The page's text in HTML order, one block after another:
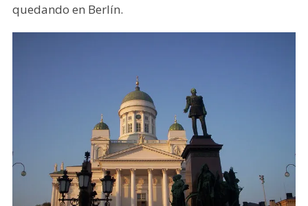
quedando en Berlín.